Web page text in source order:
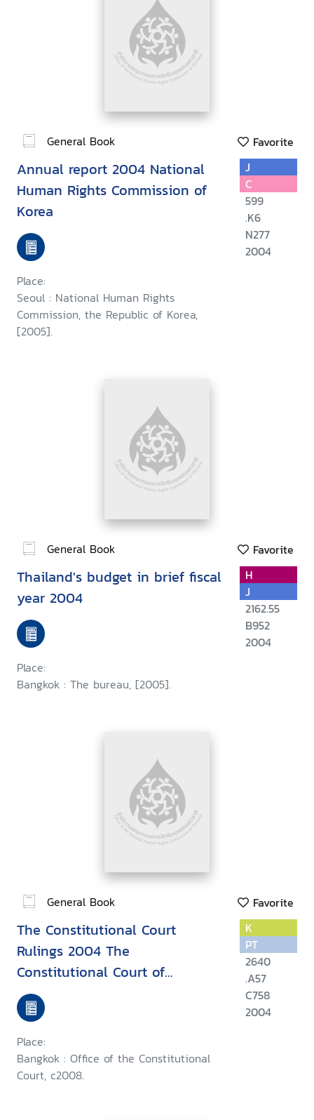
General Book Favorite
Annual report 2004 National
Human Rights Commission of
Korea
Place:
Seoul : National Human Rights
Commission, the Republic of Korea,
[2005].
J
C
599
.K6
N277
2004
General Book Favorite
Thailand's budget in brief fiscal
year 2004
Place:
Bangkok : The bureau, [2005].
H
J
2162.55
B952
2004
General Book Favorite
The Constitutional Court
Rulings 2004 The
Constitutional Court of
Thailand
Place:
Bangkok : Office of the Constitutional
Court, c2008.
K
PT
2640
.A57
C758
2004